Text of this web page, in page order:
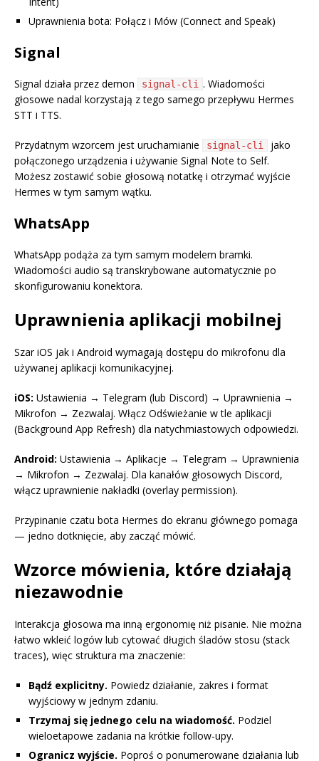
Uprawnienia bota: Połącz i Mów (Connect and Speak)
Signal
Signal działa przez demon signal-cli . Wiadomości
głosowe nadal korzystają z tego samego przepływu Hermes
STT i TTS.
Przydatnym wzorcem jest uruchamianie signal-cli
jako
połączonego urządzenia i używanie Signal Note to Self.
Możesz zostawić sobie głosową notatkę i otrzymać wyjście
Hermes w tym samym wątku.
WhatsApp
WhatsApp podąża za tym samym modelem bramki.
Wiadomości audio są transkrybowane automatycznie po
skonfigurowaniu konektora.
Uprawnienia aplikacji mobilnej
Szar iOS jak i Android wymagają dostępu do mikrofonu dla
używanej aplikacji komunikacyjnej.
iOS: Ustawienia → Telegram (lub Discord) → Uprawnienia →
Mikrofon → Zezwalaj. Włącz Odświeżanie w tle aplikacji
(Background App Refresh) dla natychmiastowych odpowiedzi.
Android: Ustawienia → Aplikacje → Telegram → Uprawnienia
→ Mikrofon → Zezwalaj. Dla kanałów głosowych Discord,
włącz uprawnienie nakładki (overlay permission).
Przypinanie czatu bota Hermes do ekranu głównego pomaga
— jedno dotknięcie, aby zacząć mówić.
Wzorce mówienia, które działają
niezawodnie
Interakcja głosowa ma inną ergonomię niż pisanie. Nie można
łatwo wkleić logów lub cytować długich śladów stosu (stack
traces), więc struktura ma znaczenie:
Bądź explicitny. Powiedz działanie, zakres i format
wyjściowy w jednym zdaniu.
Trzymaj się jednego celu na wiadomość. Podziel
wieloetapowe zadania na krótkie follow-upy.
Ogranicz wyjście. Poproś o ponumerowane działania lub